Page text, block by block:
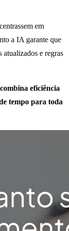
em
a IA garante que
atualizados e regras
eficiência
tempo para toda